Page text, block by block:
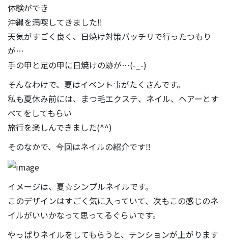
体験ができ
沖縄を満喫してきました‼
天気がすごく良く、日焼け対策バッチリで行ったつもり
が…
手の甲と足の甲に日焼けの跡が…(-_-)
そんなわけで、夏はイベント事がたくさんです。
私も夏休み前には、まつ毛エクステ、ネイル、ヘアーとす
べてをしてもらい
旅行を楽しんできました(^^)
そのなかで、今回はネイルの紹介です‼
イメージは、夏☆シンプルネイルです。
このデザインはすごく気に入っていて、次もこの感じのネ
イルがいいかなって思ってるぐらいです。
やっぱりネイルをしてもらうと、テンションが上がります